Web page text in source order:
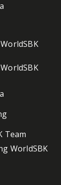
Team
WorldSBK